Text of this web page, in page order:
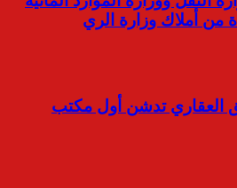
من أملاك وزارة الري
العقاري تدشن أول مكتب